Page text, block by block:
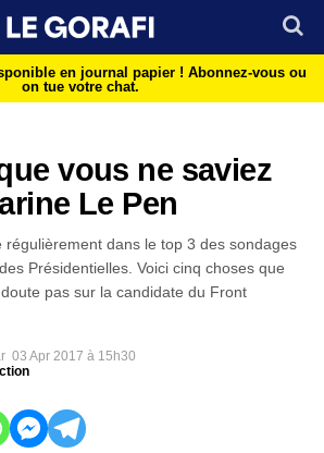
en journal papier ! Abonnez-vous ou
on tue votre chat.
vous ne saviez
Le Pen
régulièrement dans le top 3 des sondages
Présidentielles. Voici cinq choses que
pas sur la candidate du Front
03 Apr 2017 à 15h30